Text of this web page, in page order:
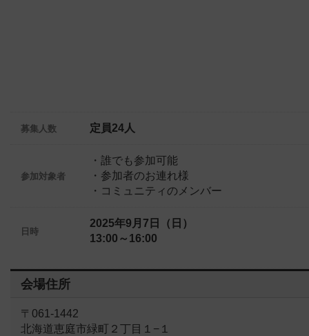
募集人数 定員24人
参加対象者
・誰でも参加可能
・参加者のお連れ様
・コミュニティのメンバー
日時
2025年9月7日（日）
13:00～16:00
会場住所
〒061-1442
北海道恵庭市緑町２丁目１−１